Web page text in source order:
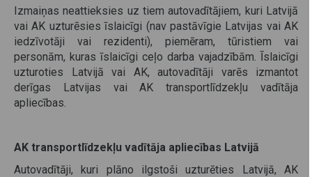
Izmaiņas neattieksies uz tiem autovadītājiem, kuri Latvijā
vai AK uzturēsies īslaicīgi (nav pastāvīgie Latvijas vai AK
iedzīvotāji vai rezidenti), piemēram, tūristiem vai
personām, kuras īslaicīgi ceļo darba vajadzībām. Īslaicīgi
uzturoties Latvijā vai AK, autovadītāji varēs izmantot
derīgas Latvijas vai AK transportlīdzekļu vadītāja
apliecības.
AK transportlīdzekļu vadītāja apliecības Latvijā
Autovadītāji, kuri plāno ilgstoši uzturēties Latvijā, AK